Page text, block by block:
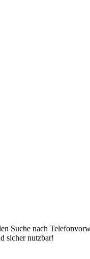
Suche nach
sicher nutzbar!